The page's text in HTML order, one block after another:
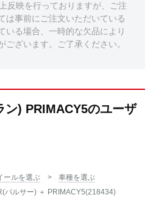
反映を行っておりますが、ご注
は事前にご注文いただいている
いる場合、一時的な欠品により
ございます。ご了承ください。
ン) PRIMACY5のユーザ
ールを選ぶ
車種を選ぶ
パルサー) ＋ PRIMACY5(218434)